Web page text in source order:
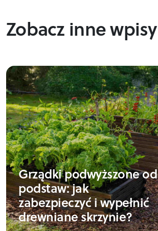
Zobacz inne wpisy
Grządki podwyższone od
podstaw: jak
zabezpieczyć i wypełnić
drewniane skrzynie?